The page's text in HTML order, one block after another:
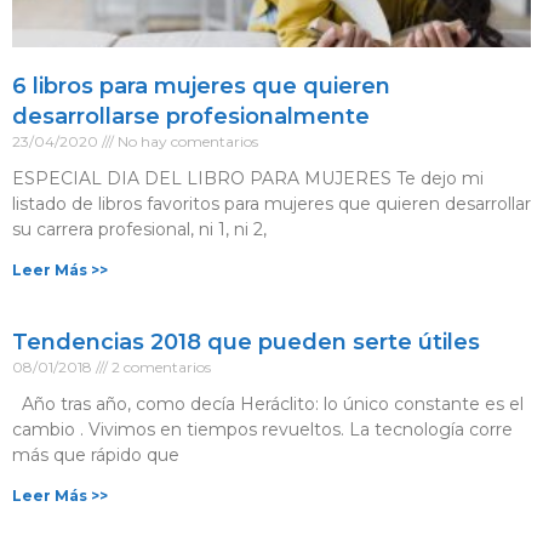
6 libros para mujeres que quieren
desarrollarse profesionalmente
23/04/2020 No hay comentarios
ESPECIAL DIA DEL LIBRO PARA MUJERES Te dejo mi
listado de libros favoritos para mujeres que quieren desarrollar
su carrera profesional, ni 1, ni 2,
Leer Más >>
Tendencias 2018 que pueden serte útiles
08/01/2018 2 comentarios
Año tras año, como decía Heráclito: lo único constante es el
cambio . Vivimos en tiempos revueltos. La tecnología corre
más que rápido que
Leer Más >>